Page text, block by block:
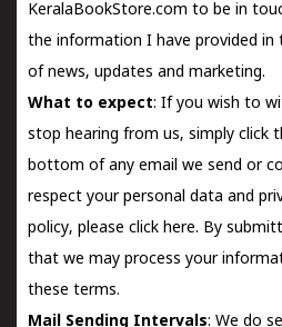
KeralaBookStore.com to be in
the information I have provided
of news, updates and marketing.
What to expect: If you wish to
stop hearing from us, simply click
bottom of any email we send or
respect your personal data and
policy, please click here. By
that we may process your
these terms.
Mail Sending Intervals: We do